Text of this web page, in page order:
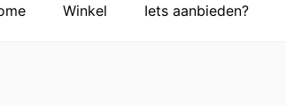
Winkel Iets aanbieden?